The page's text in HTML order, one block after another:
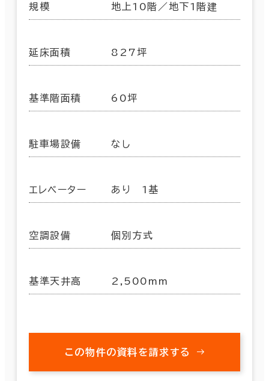
規模 地上10階／地下1階建
延床面積 827坪
基準階面積 60坪
駐車場設備 なし
エレベーター あり 1基
空調設備 個別方式
基準天井高 2,500mm
この物件の資料を請求する